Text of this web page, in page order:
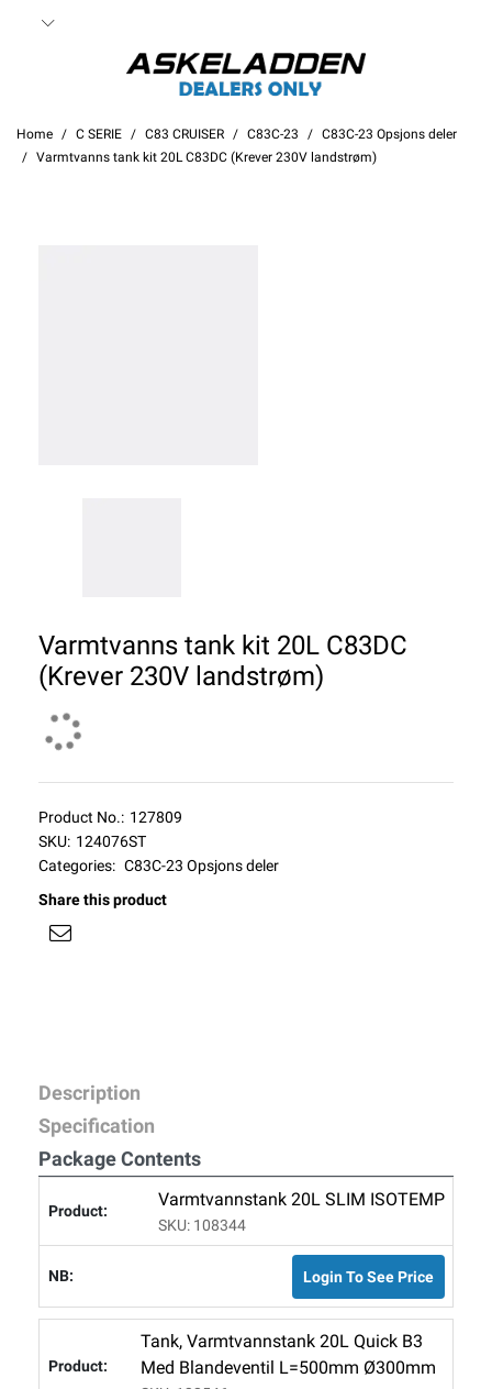
Home C SERIE C83 CRUISER C83C-23
C83C-23 Opsjons deler
Varmtvanns tank kit 20L C83DC (Krever 230V landstrøm)
Varmtvanns tank kit 20L C83DC
(Krever 230V landstrøm)
Product No.: 127809
SKU: 124076ST
Categories: C83C-23 Opsjons deler
Share this product
Description
Specification
Package Contents
Varmtvannstank 20L SLIM ISOTEMP
SKU: 108344
Login To See Price
Tank, Varmtvannstank 20L Quick B3
Med Blandeventil L=500mm Ø300mm